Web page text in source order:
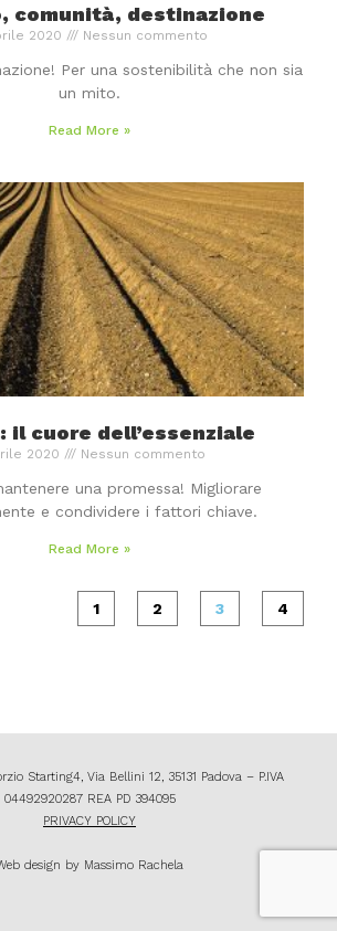
comunità, destinazione
2020 Nessun commento
Per una sostenibilità che non sia
un mito.
Read More »
il cuore dell’essenziale
2020 Nessun commento
una promessa! Migliorare
e condividere i fattori chiave.
Read More »
1 2 3 4
Starting4, Via Bellini 12, 35131 Padova – P.IVA
04492920287 REA PD 394095
PRIVACY POLICY
design by Massimo Rachela